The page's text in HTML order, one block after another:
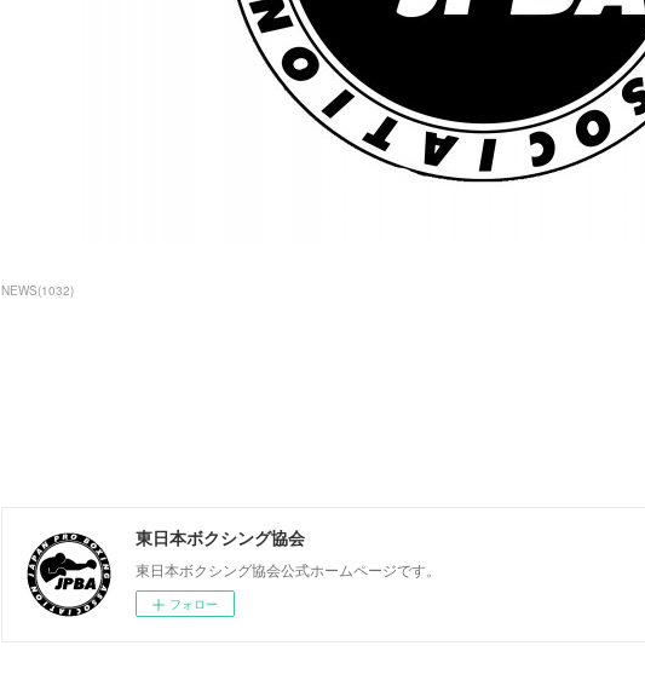
NEWS(1032)
東日本ボクシング協会
東日本ボクシング協会公式ホームページです。
フォロー